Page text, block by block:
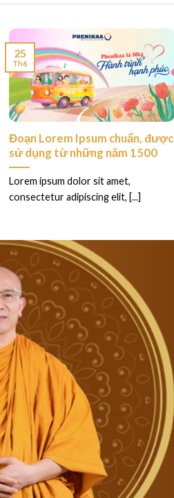
Đoạn Lorem Ipsum chuẩn, được
sử dụng từ những năm 1500
Lorem ipsum dolor sit amet,
consectetur adipiscing elit, [...]
25
Th6